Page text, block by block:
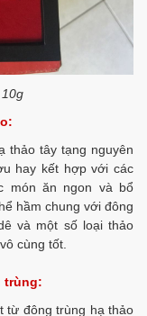
thảo tây tạng nguyên
hay kết hợp với các
món ăn ngon và bổ
hầm chung với đông
và một số loại thảo
cùng tốt.
trùng:
từ đông trùng hạ thảo